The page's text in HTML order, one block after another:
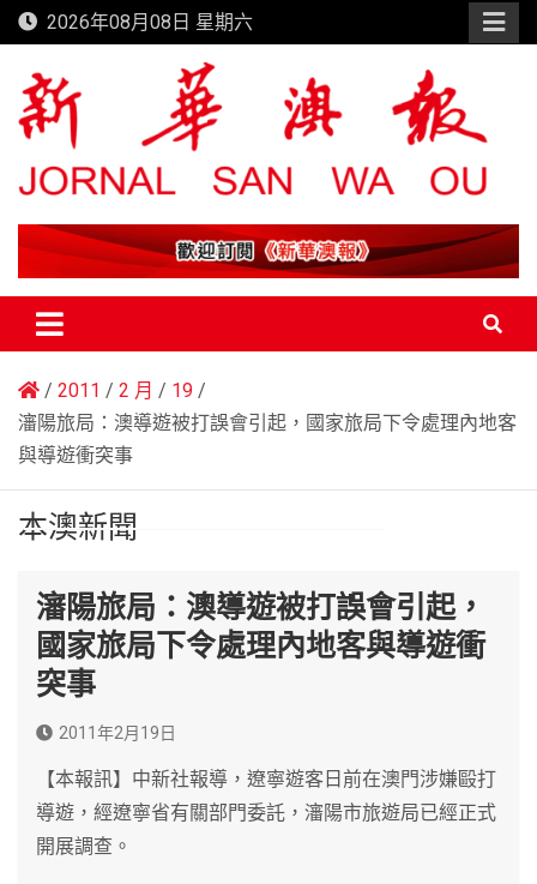
Skip
to
content
2026年08月08日 星期六
新華澳報
2011 2 月
19
瀋陽旅局：澳導遊被打誤會引起，國家旅局下令處理內地客
與導遊衝突事
本澳新聞
瀋陽旅局：澳導遊被打誤會引起，
國家旅局下令處理內地客與導遊衝
突事
2011年2月19日
【本報訊】中新社報導，遼寧遊客日前在澳門涉嫌毆打
導遊，經遼寧省有關部門委託，瀋陽市旅遊局已經正式
開展調查。